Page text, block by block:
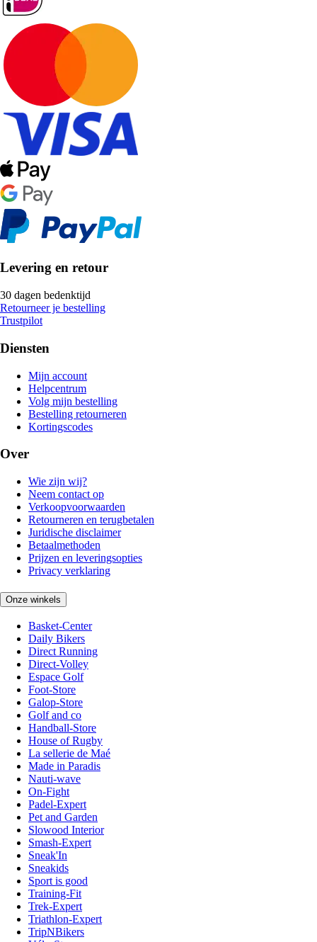
Levering en retour
30 dagen bedenktijd
Retourneer je bestelling
Trustpilot
Diensten
Mijn account
Helpcentrum
Volg mijn bestelling
Bestelling retourneren
Kortingscodes
Over
Wie zijn wij?
Neem contact op
Verkoopvoorwaarden
Retourneren en terugbetalen
Juridische disclaimer
Betaalmethoden
Prijzen en leveringsopties
Privacy verklaring
Onze winkels
Basket-Center
Daily Bikers
Direct Running
Direct-Volley
Espace Golf
Foot-Store
Galop-Store
Golf and co
Handball-Store
House of Rugby
La sellerie de Maé
Made in Paradis
Nauti-wave
On-Fight
Padel-Expert
Pet and Garden
Slowood Interior
Smash-Expert
Sneak'In
Sneakids
Sport is good
Training-Fit
Trek-Expert
Triathlon-Expert
TripNBikers